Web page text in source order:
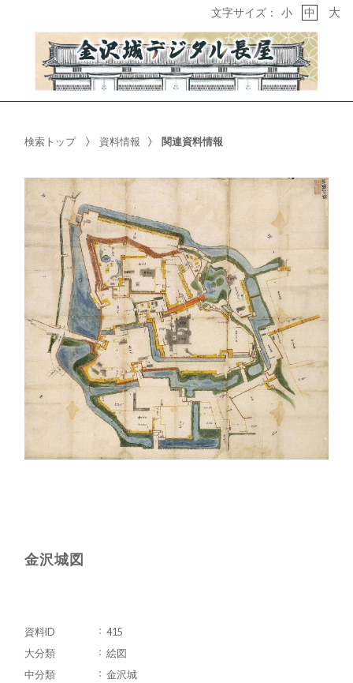
文字サイズ： 小 中 大
検索トップ 資料情報 関連資料情報
金沢城図
資料ID
415
大分類
絵図
中分類
金沢城